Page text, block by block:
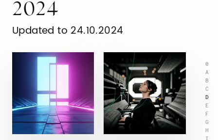
0
A
B
C
D
E
F
G
H
I
2024
Updated to 24.10.2024